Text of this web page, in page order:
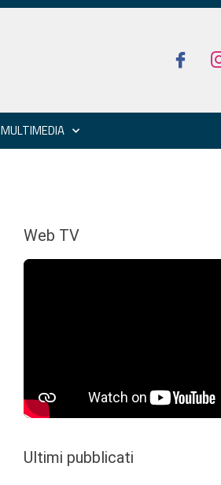
MULTIMEDIA
Web TV
Ultimi pubblicati